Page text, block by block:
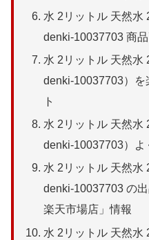
水 2リットル 天然水
denki-10037703 商
水 2リットル 天然水
denki-10037703）を
ト
水 2リットル 天然水
denki-10037703）よ
水 2リットル 天然水
denki-10037703 の
楽天市場店」情報
水 2リットル 天然水